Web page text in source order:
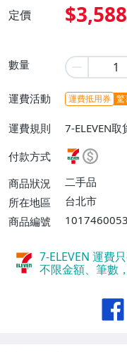
定價 $3,588
數量
運費活動 運費抵用券 驚
運費規則
7-ELEVEN
【免運費】
付款方式
商品狀況
二手品
所在地區
台北市
商品編號
7-ELEVEN 運費
不限金額、筆數